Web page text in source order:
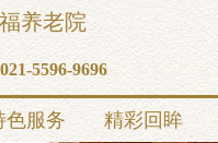
养老院
021-5596-9696
色服务 精彩回眸